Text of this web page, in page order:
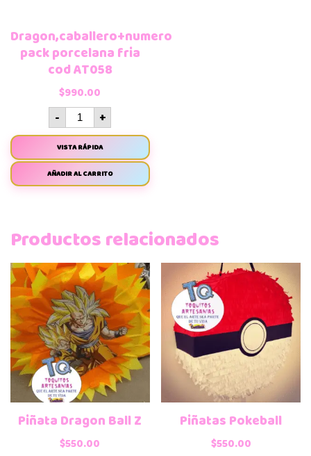
Dragon,caballero+numero
pack porcelana fria
cod AT058
$990.00
- +
VISTA RÁPIDA
AÑADIR AL CARRITO
Productos relacionados
Piñata Dragon Ball Z
$550.00
Piñatas Pokeball
$550.00